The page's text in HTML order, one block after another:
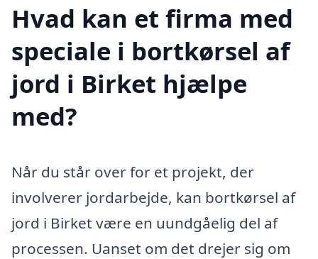
Hvad kan et firma med
speciale i bortkørsel af
jord i Birket hjælpe
med?
Når du står over for et projekt, der
involverer jordarbejde, kan bortkørsel af
jord i Birket være en uundgåelig del af
processen. Uanset om det drejer sig om